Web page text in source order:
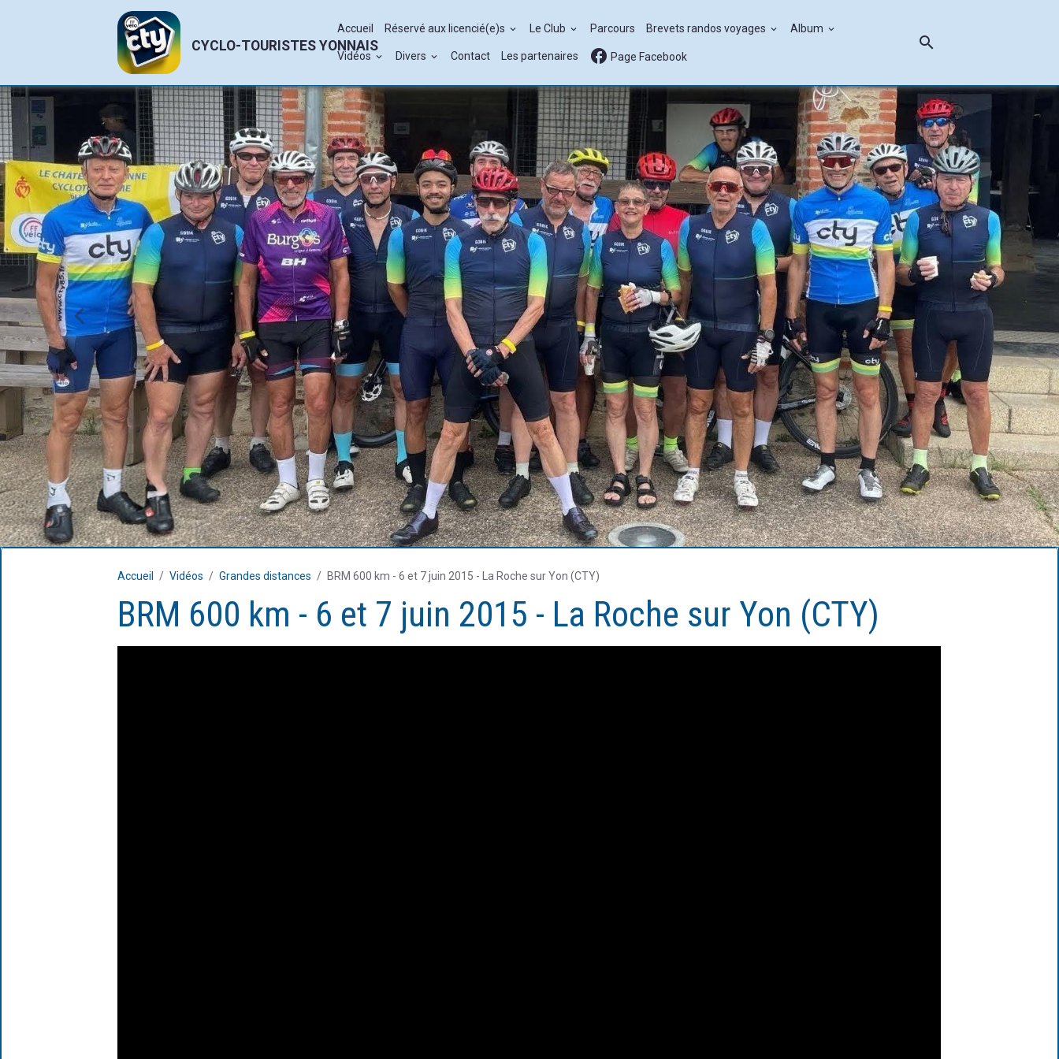
CYCLO-TOURISTES YONNAIS
Accueil Réservé aux licencié(e)s Le Club Parcours Brevets randos voyages Album
Vidéos Divers Contact Les partenaires Page Facebook
Accueil Vidéos Grandes distances BRM 600 km - 6 et 7 juin 2015 - La Roche sur Yon (CTY)
BRM 600 km - 6 et 7 juin 2015 - La Roche sur Yon (CTY)